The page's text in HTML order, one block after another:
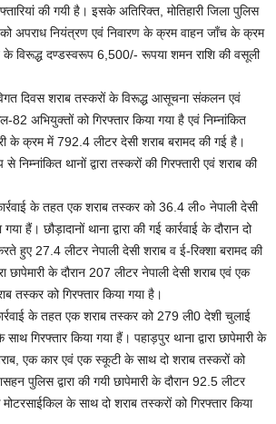
की गयी है। इसके अतिरिक्त, मोतिहारी जिला पुलिस
को अपराध नियंत्रण एवं निवारण के क्रम वाहन जाँच के क्रम
के विरूद्ध दण्डस्वरूप 6,500/- रूपया शमन राशि की वसूली
विगत दिवस शराब तस्करों के विरूद्ध आसूचना संकलन एवं
अभियुक्तों को गिरफ्तार किया गया है एवं निम्नांकित
के क्रम में 792.4 लीटर देसी शराब बरामद की गई है।
थानों द्वारा तस्करों की गिरफ्तारी एवं शराब की
कार्रवाई के तहत एक शराब तस्कर को 36.4 ली० नेपाली देसी
हैं। छौड़ादानों थाना द्वारा की गई कार्रवाई के दौरान दो
हुए 27.4 लीटर नेपाली देसी शराब व ई-रिक्शा बरामद की
छापेमारी के दौरान 207 लीटर नेपाली देसी शराब एवं एक
तस्कर को गिरफ्तार किया गया है।
कार्रवाई के तहत एक शराब तस्कर को 279 ली0 देशी चुलाई
गिरफ्तार किया गया हैं। पहाड़पुर थाना द्वारा छापेमारी के
एक कार एवं एक स्कूटी के साथ दो शराब तस्करों को
पुलिस द्वारा की गयी छापेमारी के दौरान 92.5 लीटर
के साथ दो शराब तस्करों को गिरफ्तार किया